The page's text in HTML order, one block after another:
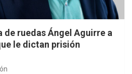
de ruedas Ángel Aguirre a
le dictan prisión